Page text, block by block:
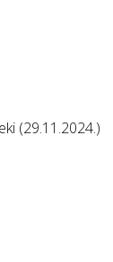
(29.11.2024.)